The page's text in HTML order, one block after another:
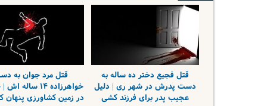
قتل فجیع دختر ده ساله به
دست پدرش در شهر ری | دلیل
عجیب پدر برای فرزند کشی
قتل مرد جوان به
خواهرزاده ۱۴
در زمین کشاورزی پنهان